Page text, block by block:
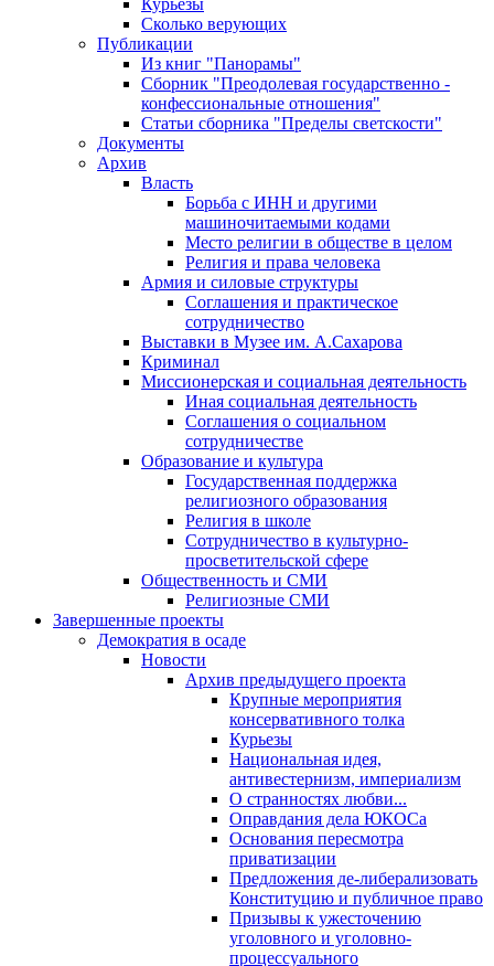
Курьезы
Сколько верующих
Публикации
Из книг "Панорамы"
Сборник "Преодолевая государственно -
конфессиональные отношения"
Статьи сборника "Пределы светскости"
Документы
Архив
Власть
Борьба с ИНН и другими
машиночитаемыми кодами
Место религии в обществе в целом
Религия и права человека
Армия и силовые структуры
Соглашения и практическое
сотрудничество
Выставки в Музее им. А.Сахарова
Криминал
Миссионерская и социальная деятельность
Иная социальная деятельность
Соглашения о социальном
сотрудничестве
Образование и культура
Государственная поддержка
религиозного образования
Религия в школе
Сотрудничество в культурно-
просветительской сфере
Общественность и СМИ
Религиозные СМИ
Завершенные проекты
Демократия в осаде
Новости
Архив предыдущего проекта
Крупные мероприятия
консервативного толка
Курьезы
Национальная идея,
антивестернизм, империализм
О странностях любви...
Оправдания дела ЮКОСа
Основания пересмотра
приватизации
Предложения де-либерализовать
Конституцию и публичное право
Призывы к ужесточению
уголовного и уголовно-
процессуального